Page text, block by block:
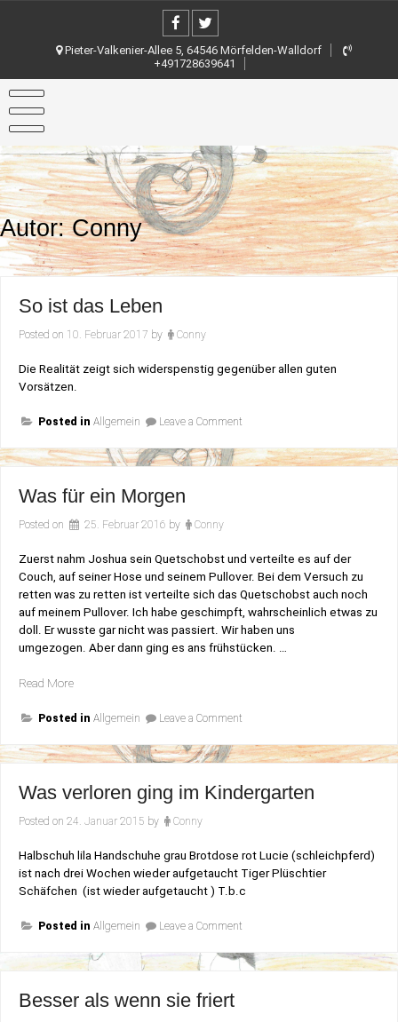
Pieter-Valkenier-Allee 5, 64546 Mörfelden-Walldorf
+491728639641
Autor:Conny
So ist das Leben
Posted on 10. Februar 2017 by Conny
Die Realität zeigt sich widerspenstig gegenüber allen guten
Vorsätzen.
Posted in Allgemein Leave a Comment
das
Leben
Was für ein Morgen
Posted on 25. Februar 2016 by Conny
Zuerst nahm Joshua sein Quetschobst und verteilte es auf der
Couch, auf seiner Hose und seinem Pullover. Bei dem Versuch zu
retten was zu retten ist verteilte sich das Quetschobst auch noch
auf meinem Pullover. Ich habe geschimpft, wahrscheinlich etwas zu
doll. Er wusste gar nicht was passiert. Wir haben uns
umgezogen. Aber dann ging es ans frühstücken. …
Read More„Was
ein
Posted in Allgemein Leave a Comment
ein
Morgen
Was verloren ging im Kindergarten
Posted on 24. Januar 2015 by Conny
Halbschuh lila Handschuhe grau Brotdose rot Lucie (schleichpferd)
ist nach drei Wochen wieder aufgetaucht Tiger Plüschtier
Schäfchen (ist wieder aufgetaucht ) T.b.c
Posted in Allgemein Leave a Comment
ging
Besser als wenn sie friert